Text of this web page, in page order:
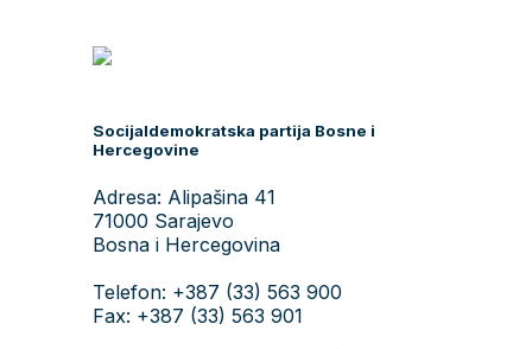
Socijaldemokratska partija Bosne i
Hercegovine
Adresa: Alipašina 41
71000 Sarajevo
Bosna i Hercegovina
Telefon: +387 (33) 563 900
Fax: +387 (33) 563 901